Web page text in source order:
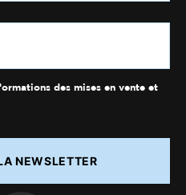
des mises en vente et
NEWSLETTER